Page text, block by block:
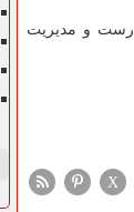
درست و مدیریت
X